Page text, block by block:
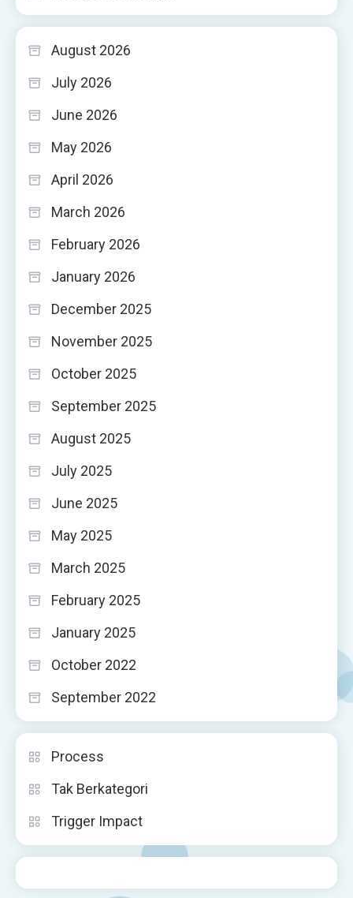
August 2026
July 2026
June 2026
May 2026
April 2026
March 2026
February 2026
January 2026
December 2025
November 2025
October 2025
September 2025
August 2025
July 2025
June 2025
May 2025
March 2025
February 2025
January 2025
October 2022
September 2022
Process
Tak Berkategori
Trigger Impact